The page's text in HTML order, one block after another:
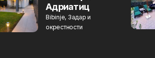
Адриатиц
Bibinje, Задар и
окрестности